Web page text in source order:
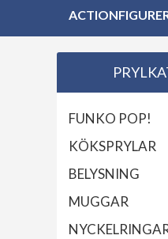
FUNKO POP!
KÖKSPRYLAR
BELYSNING
MUGGAR